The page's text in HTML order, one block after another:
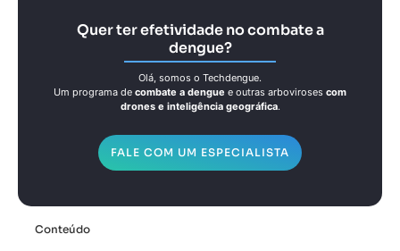
Quer ter efetividade no combate a
dengue?
Olá, somos o Techdengue.
Um programa de combate a dengue e outras arboviroses com
drones e inteligência geográfica.
FALE COM UM ESPECIALISTA
Conteúdo